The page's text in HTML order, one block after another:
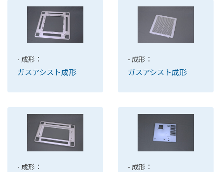
- 成形：
ガスアシスト成形
- 成形：
ガスアシスト成形
- 成形： - 成形：